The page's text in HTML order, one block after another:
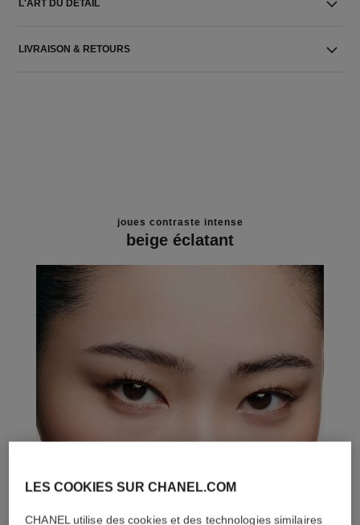
L'ART DU DÉTAIL
LIVRAISON & RETOURS
joues contraste intense
beige éclatant
LES COOKIES SUR CHANEL.COM
CHANEL utilise des cookies et des technologies similaires